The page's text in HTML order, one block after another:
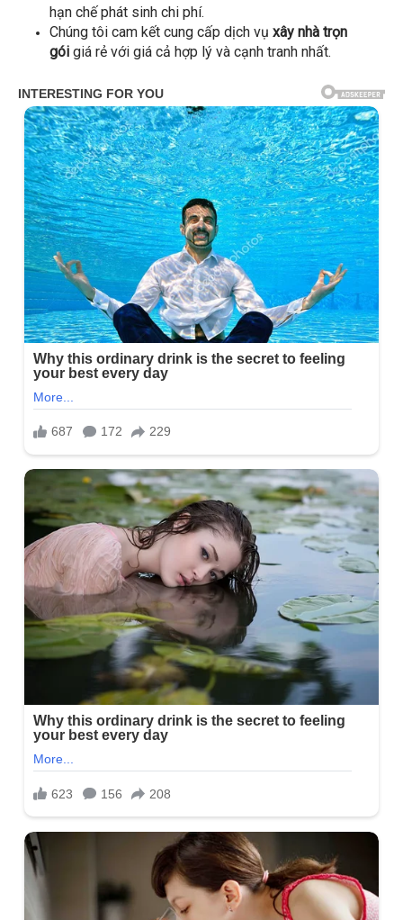
hạn chế phát sinh chi phí.
Chúng tôi cam kết cung cấp dịch vụ xây nhà trọn
gói giá rẻ với giá cả hợp lý và cạnh tranh nhất.